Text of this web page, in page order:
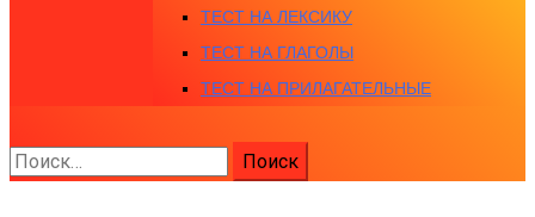
ТЕСТ НА ЛЕКСИКУ
ТЕСТ НА ГЛАГОЛЫ
ТЕСТ НА ПРИЛАГАТЕЛЬНЫЕ
Найти: